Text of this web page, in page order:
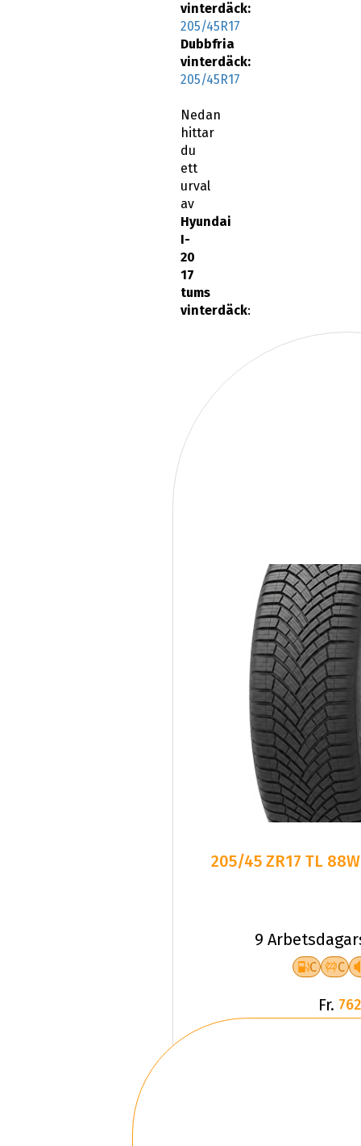
vinterdäck:
205/45R17
Dubbfria
vinterdäck:
205/45R17
Nedan
hittar
du
ett
urval
av
Hyundai
I-
20
17
tums
vinterdäck:
205/45 ZR17 TL
9
C C
Fr.